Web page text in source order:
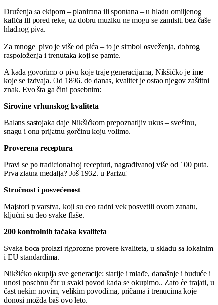
Druženja sa ekipom – planirana ili spontana – u hladu omiljenog
kafića ili pored reke, uz dobru muziku ne mogu se zamisiti bez čaše
hladnog piva.
Za mnoge, pivo je više od pića – to je simbol osveženja, dobrog
raspoloženja i trenutaka koji se pamte.
A kada govorimo o pivu koje traje generacijama, Nikšićko je ime
koje se izdvaja. Od 1896. do danas, kvalitet je ostao njegov zaštitni
znak. Evo šta ga čini posebnim:
Sirovine vrhunskog kvaliteta
Balans sastojaka daje Nikšićkom prepoznatljiv ukus – svežinu,
snagu i onu prijatnu gorčinu koju volimo.
Proverena receptura
Pravi se po tradicionalnoj recepturi, nagrađivanoj više od 100 puta.
Prva zlatna medalja? Još 1932. u Parizu!
Stručnost i posvećenost
Majstori pivarstva, koji su ceo radni vek posvetili ovom zanatu,
ključni su deo svake flaše.
200 kontrolnih tačaka kvaliteta
Svaka boca prolazi rigorozne provere kvaliteta, u skladu sa lokalnim
i EU standardima.
Nikšićko okuplja sve generacije: starije i mlađe, današnje i buduće i
unosi posebnu čar u svaki povod kada se okupimo.. Zato će trajati, u
čast nekim novim, velikim povodima, pričama i trenucima koje
donosi možda baš ovo leto.